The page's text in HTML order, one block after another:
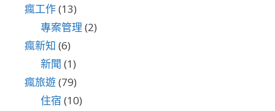
瘋工作(13)
專案管理 (2)
瘋新知 (6)
新聞 (1)
瘋旅遊(79)
住宿 (10)